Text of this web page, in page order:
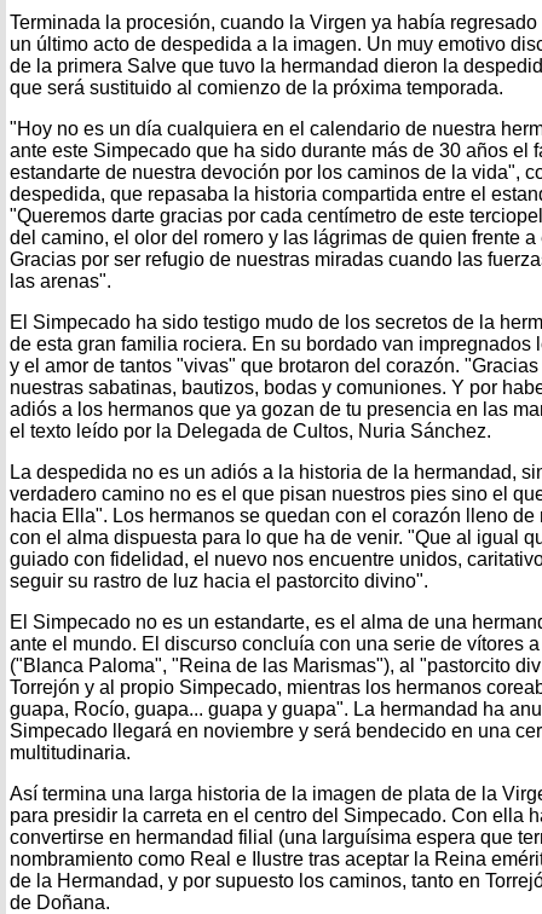
Terminada la procesión, cuando la Virgen ya había
un último acto de despedida a la imagen. Un muy emotivo
de la primera Salve que tuvo la hermandad dieron la
que será sustituido al comienzo de la próxima temporada.
"Hoy no es un día cualquiera en el calendario de nuestra
ante este Simpecado que ha sido durante más de 30 años el
estandarte de nuestra devoción por los caminos de la vida",
despedida, que repasaba la historia compartida entre el
"Queremos darte gracias por cada centímetro de este
del camino, el olor del romero y las lágrimas de quien frente
Gracias por ser refugio de nuestras miradas cuando las
las arenas".
El Simpecado ha sido testigo mudo de los secretos de la
de esta gran familia rociera. En su bordado van impregnados
y el amor de tantos "vivas" que brotaron del corazón.
nuestras sabatinas, bautizos, bodas y comuniones. Y por
adiós a los hermanos que ya gozan de tu presencia en las
el texto leído por la Delegada de Cultos, Nuria Sánchez.
La despedida no es un adiós a la historia de la hermandad,
verdadero camino no es el que pisan nuestros pies sino el
hacia Ella". Los hermanos se quedan con el corazón lleno de
con el alma dispuesta para lo que ha de venir. "Que al igual
guiado con fidelidad, el nuevo nos encuentre unidos,
seguir su rastro de luz hacia el pastorcito divino".
El Simpecado no es un estandarte, es el alma de una
ante el mundo. El discurso concluía con una serie de vítores
("Blanca Paloma", "Reina de las Marismas"), al "pastorcito
Torrejón y al propio Simpecado, mientras los hermanos
guapa, Rocío, guapa... guapa y guapa". La hermandad ha
Simpecado llegará en noviembre y será bendecido en una
multitudinaria.
Así termina una larga historia de la imagen de plata de la
para presidir la carreta en el centro del Simpecado. Con ella
convertirse en hermandad filial (una larguísima espera que
nombramiento como Real e Ilustre tras aceptar la Reina
de la Hermandad, y por supuesto los caminos, tanto en
de Doñana.